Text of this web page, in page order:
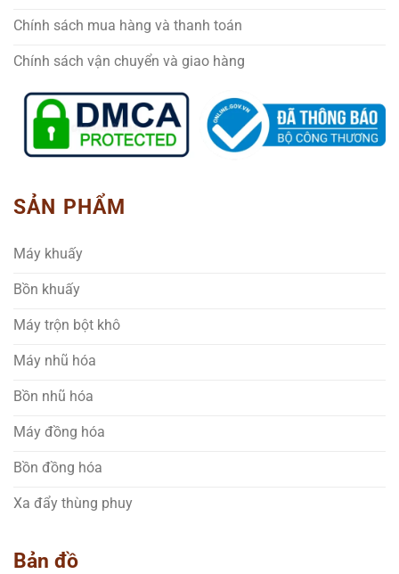
Chính sách mua hàng và thanh toán
Chính sách vận chuyển và giao hàng
SẢN PHẨM
Máy khuấy
Bồn khuấy
Máy trộn bột khô
Máy nhũ hóa
Bồn nhũ hóa
Máy đồng hóa
Bồn đồng hóa
Xa đẩy thùng phuy
Bản đồ